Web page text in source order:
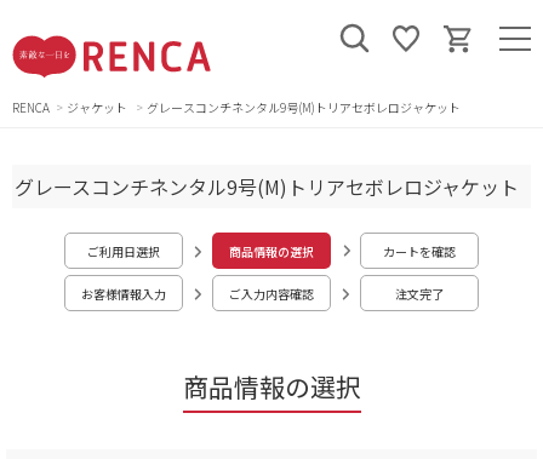
RENCA ジャケット グレースコンチネンタル9号(M)トリアセボレロジャケット
商品情報の選択
グレースコンチネンタル9号(M)トリアセボレロジャケット
ご利用日選択 商品情報の選択 カートを確認
お客様情報入力 ご入力内容確認 注文完了